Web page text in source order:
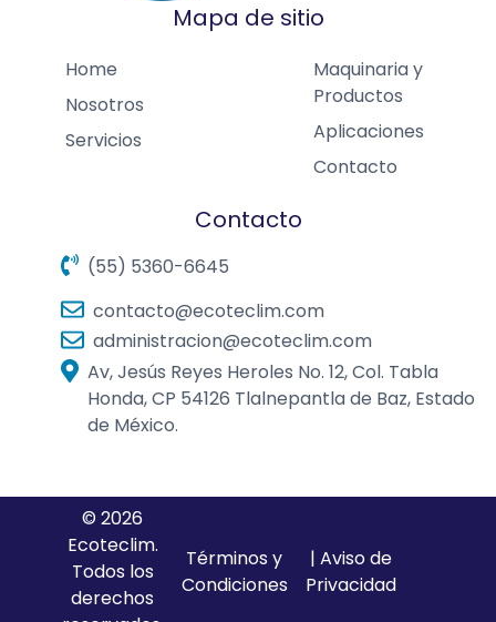
Mapa de sitio
Home
Nosotros
Servicios
Maquinaria y
Productos
Aplicaciones
Contacto
Contacto
(55) 5360-6645
contacto@ecoteclim.com
administracion@ecoteclim.com
Av, Jesús Reyes Heroles No. 12, Col. Tabla
Honda, CP 54126 Tlalnepantla de Baz, Estado
de México.
© 2026
Ecoteclim.
Todos los
derechos
Términos y
Condiciones
| Aviso de
Privacidad